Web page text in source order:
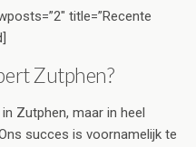
title=”Recente
Zutphen?
Zutphen, maar in heel
succes is voornamelijk te